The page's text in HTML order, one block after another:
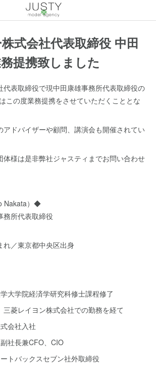
式会社代表取締役 中田
提携致しました
代表取締役で現中田康雄事務所代表取締役の
この度業務提携をさせていただくこととな
アドバイザーや顧問、講演会も開催されてい
体様は是非弊社ジャスティまでお問い合わせ
Nakata）◆
務所代表取締役
れ／東京都中央区出身
大学院経済学研究科修士課程修了
三菱レイヨン株式会社での勤務を経て
会社入社
社長兼CFO、CIO
トバックスセブン社外取締役